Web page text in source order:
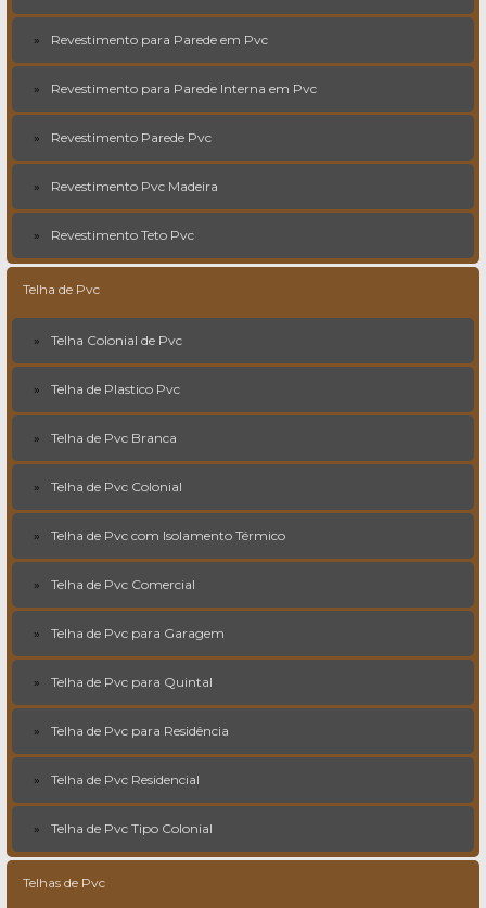
Revestimento para Parede em Pvc
Revestimento para Parede Interna em Pvc
Revestimento Parede Pvc
Revestimento Pvc Madeira
Revestimento Teto Pvc
Telha de Pvc
Telha Colonial de Pvc
Telha de Plastico Pvc
Telha de Pvc Branca
Telha de Pvc Colonial
Telha de Pvc com Isolamento Térmico
Telha de Pvc Comercial
Telha de Pvc para Garagem
Telha de Pvc para Quintal
Telha de Pvc para Residência
Telha de Pvc Residencial
Telha de Pvc Tipo Colonial
Telhas de Pvc